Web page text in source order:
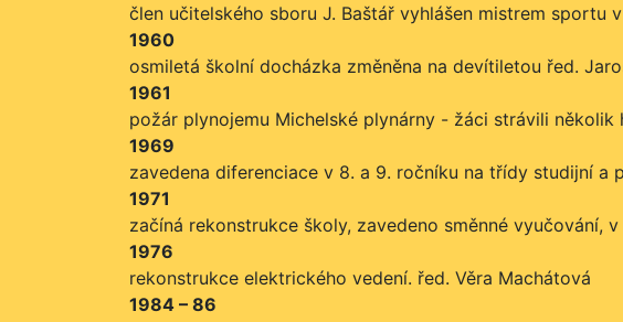
člen učitelského sboru J. Baštář vyhlášen mistrem
1960
osmiletá školní docházka změněna na devítiletou řed.
1961
požár plynojemu Michelské plynárny - žáci strávili
1969
zavedena diferenciace v 8. a 9. ročníku na třídy studijní a
1971
začíná rekonstrukce školy, zavedeno směnné vyučování,
1976
rekonstrukce elektrického vedení. řed. Věra Machátová
1984 – 86